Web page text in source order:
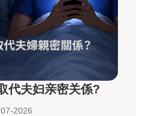
代夫妇亲密关係?
2026